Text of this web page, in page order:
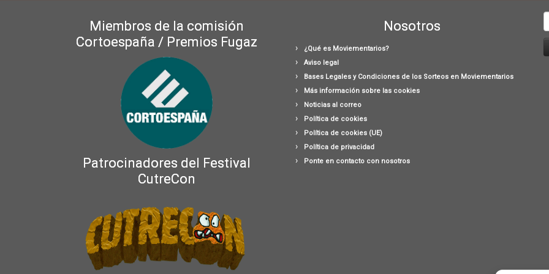
Miembros de la comisión
Cortoespaña / Premios Fugaz
Patrocinadores del Festival
CutreCon
Nosotros
¿Qué es Moviementarios?
Aviso legal
Bases Legales y Condiciones de los Sorteos en Moviementarios
Más información sobre las cookies
Noticias al correo
Política de cookies
Política de cookies (UE)
Política de privacidad
Ponte en contacto con nosotros